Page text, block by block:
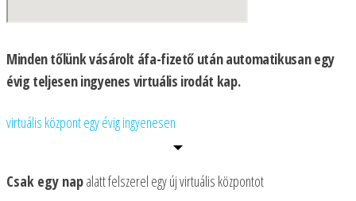
Minden tőlünk vásárolt áfa-fizető után automatikusan egy
évig teljesen ingyenes virtuális irodát kap.
virtuális központ egy évig ingyenesen
Csak egy napalatt felszerel egy új virtuális központot